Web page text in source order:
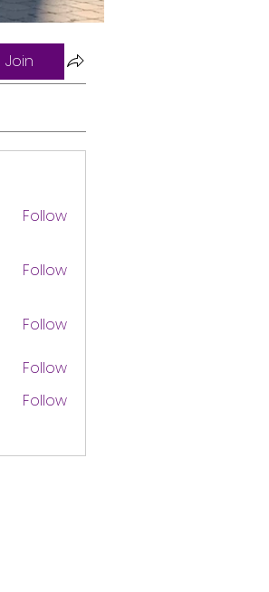
Join
Follow
Follow
Follow
Follow
Follow